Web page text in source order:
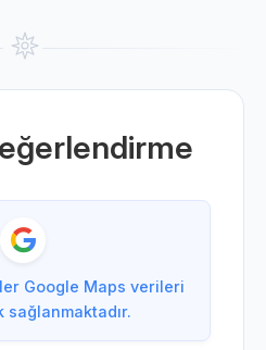
Google Maps verileri
sağlanmaktadır.